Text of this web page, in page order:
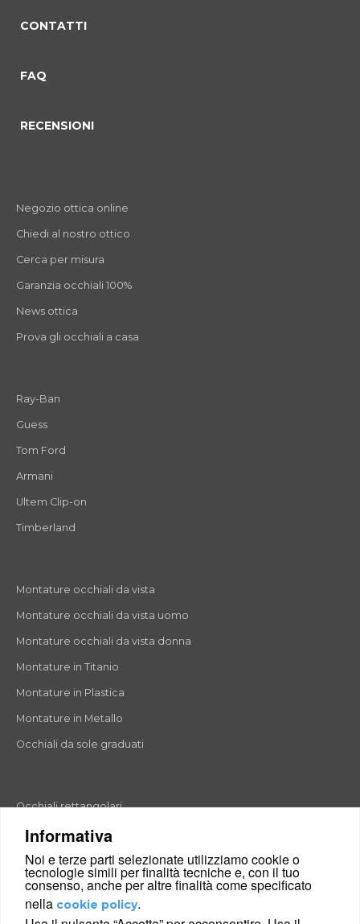
Informativa
Noi e terze parti selezionate utilizziamo cookie o
tecnologie simili per finalità tecniche e, con il tuo
consenso, anche per altre finalità come specificato
nella cookie policy.
CONTATTI
FAQ
RECENSIONI
Negozio ottica online
Chiedi al nostro ottico
Cerca per misura
Garanzia occhiali 100%
News ottica
Prova gli occhiali a casa
Ray-Ban
Guess
Tom Ford
Armani
Ultem Clip-on
Timberland
Montature occhiali da vista
Montature occhiali da vista uomo
Montature occhiali da vista donna
Montature in Titanio
Montature in Plastica
Montature in Metallo
Occhiali da sole graduati
Occhiali rettangolari
Occhiali rotondi
Occhiali a goccia
Occhiali a farfalla
Occhiali esagonali